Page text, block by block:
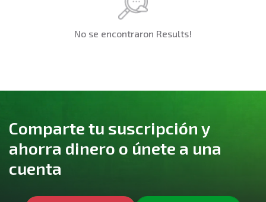
No se encontraron Results!
Comparte tu suscripción y
ahorra dinero o únete a una
cuenta